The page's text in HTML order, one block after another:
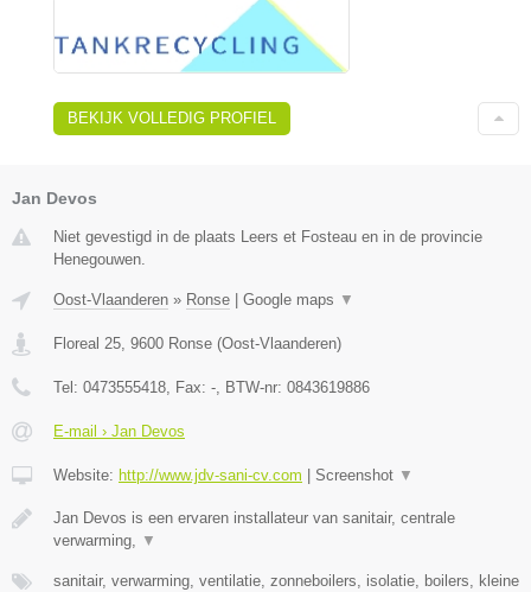
BEKIJK VOLLEDIG PROFIEL
Jan Devos
Niet gevestigd in de plaats Leers et Fosteau en in de provincie
Henegouwen.
Oost-Vlaanderen » Ronse Google maps ▼
Floreal 25 9600 Ronse (Oost-Vlaanderen)
Tel: 0473555418 , Fax: - , BTW-nr: 0843619886
E-mail › Jan Devos
Website: http://www.jdv-sani-cv.com Screenshot ▼
Jan Devos is een ervaren installateur van sanitair, centrale
verwarming,
▼
sanitair, verwarming, ventilatie, zonneboilers, isolatie, boilers, kleine